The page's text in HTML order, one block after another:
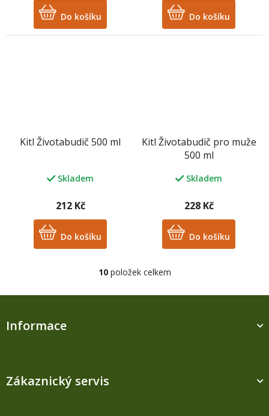
Do košíku Do košíku
Kitl Životabudič 500 ml
Skladem
212 Kč
Do košíku
Kitl Životabudič pro muže
500 ml
Skladem
228 Kč
Do košíku
O
l
10položek celkem
Informace
Zákaznický servis